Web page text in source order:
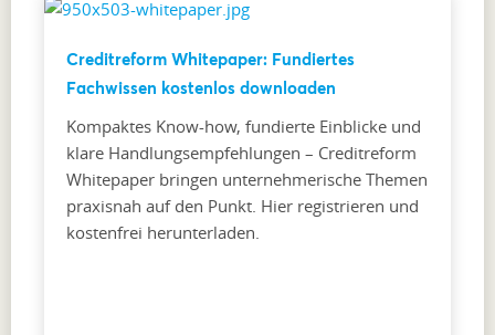
Creditreform Whitepaper: Fundiertes
Fachwissen kostenlos downloaden
Kompaktes Know-how, fundierte Einblicke und
klare Handlungsempfehlungen – Creditreform
Whitepaper bringen unternehmerische Themen
praxisnah auf den Punkt. Hier registrieren und
kostenfrei herunterladen.